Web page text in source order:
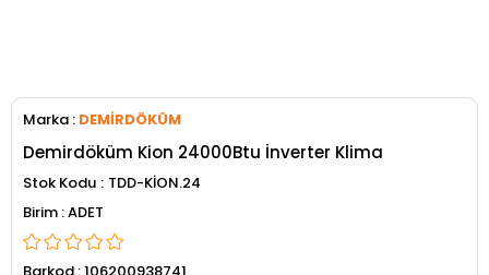
Marka : DEMİRDÖKÜM
Demirdöküm Kion 24000Btu İnverter Klima
Stok Kodu
TDD-KİON.24
ADET